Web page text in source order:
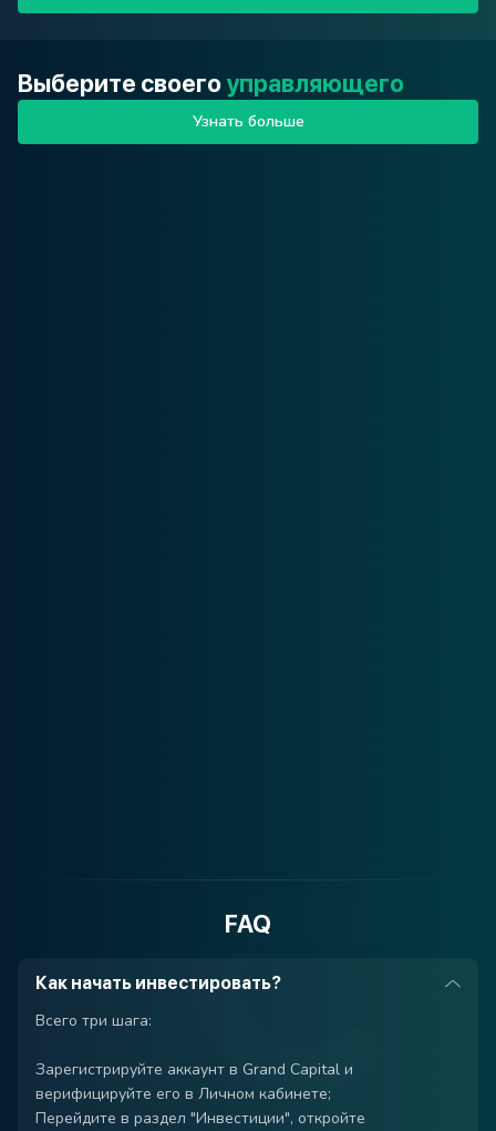
Выберите своегоуправляющего
Узнать больше
FAQ
Как начать инвестировать?
Всего три шага:
Зарегистрируйте аккаунт в Grand Capital и
верифицируйте его в Личном кабинете;
Перейдите в раздел "Инвестиции", откройте